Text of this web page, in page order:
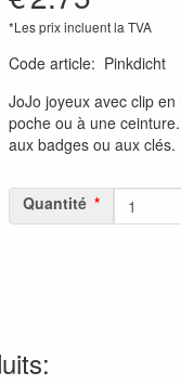
*Les prix incluent la TVA
Code article: Pinkdicht
JoJo joyeux avec clip
poche ou à une
aux badges ou aux clés.
Quantité